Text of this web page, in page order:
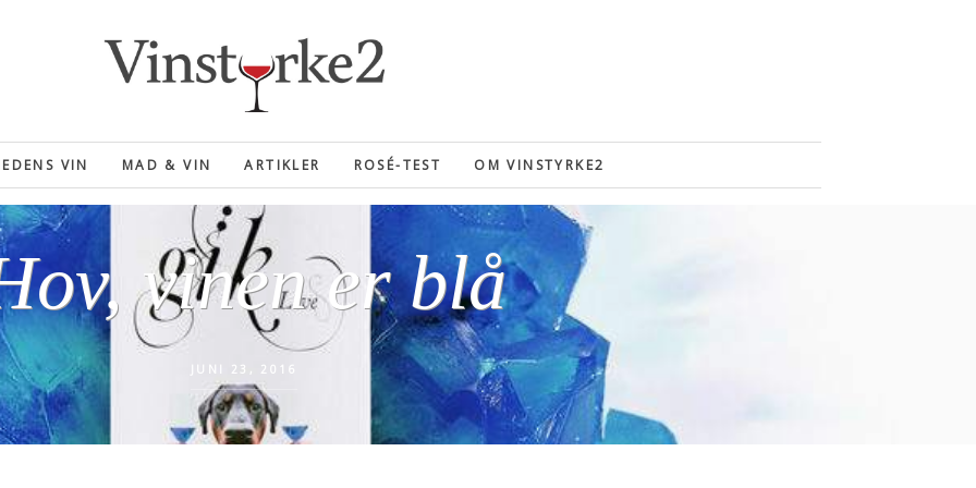
VIN MAD & VIN ARTIKLER ROSÉ-TEST OM VINSTYRKE2
vinen er blå
JUNI 23, 2016